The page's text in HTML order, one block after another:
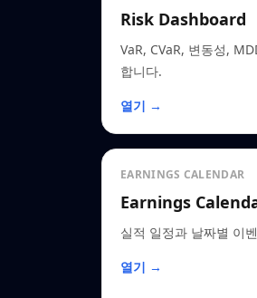
Risk Dashboard
VaR, CVaR, 변동성,
합니다.
열기 →
EARNINGS CALENDAR
Earnings
실적 일정과 날짜별 이
열기 →